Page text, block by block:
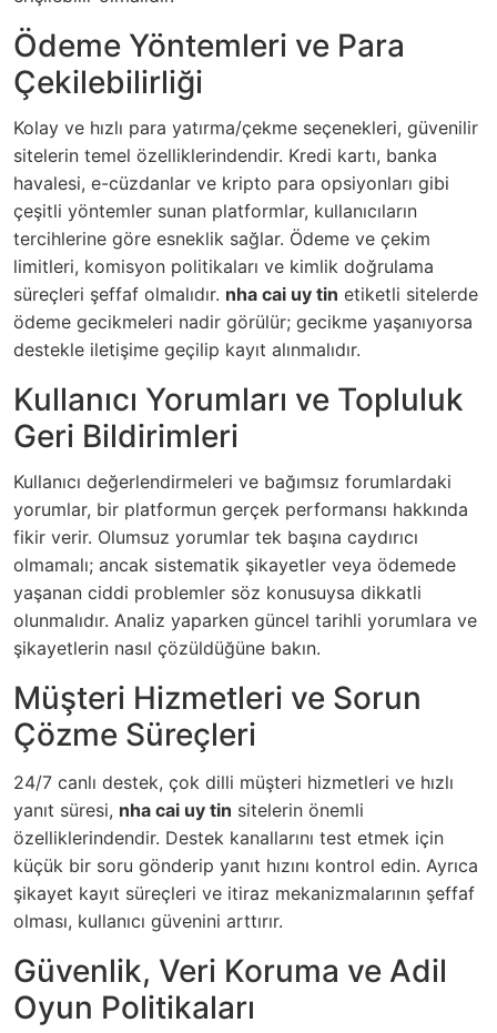
Ödeme Yöntemleri ve Para
Çekilebilirliği
Kolay ve hızlı para yatırma/çekme seçenekleri, güvenilir
sitelerin temel özelliklerindendir. Kredi kartı, banka
havalesi, e-cüzdanlar ve kripto para opsiyonları gibi
çeşitli yöntemler sunan platformlar, kullanıcıların
tercihlerine göre esneklik sağlar. Ödeme ve çekim
limitleri, komisyon politikaları ve kimlik doğrulama
süreçleri şeffaf olmalıdır. nha cai uy tin etiketli sitelerde
ödeme gecikmeleri nadir görülür; gecikme yaşanıyorsa
destekle iletişime geçilip kayıt alınmalıdır.
Kullanıcı Yorumları ve Topluluk
Geri Bildirimleri
Kullanıcı değerlendirmeleri ve bağımsız forumlardaki
yorumlar, bir platformun gerçek performansı hakkında
fikir verir. Olumsuz yorumlar tek başına caydırıcı
olmamalı; ancak sistematik şikayetler veya ödemede
yaşanan ciddi problemler söz konusuysa dikkatli
olunmalıdır. Analiz yaparken güncel tarihli yorumlara ve
şikayetlerin nasıl çözüldüğüne bakın.
Müşteri Hizmetleri ve Sorun
Çözme Süreçleri
24/7 canlı destek, çok dilli müşteri hizmetleri ve hızlı
yanıt süresi, nha cai uy tin sitelerin önemli
özelliklerindendir. Destek kanallarını test etmek için
küçük bir soru gönderip yanıt hızını kontrol edin. Ayrıca
şikayet kayıt süreçleri ve itiraz mekanizmalarının şeffaf
olması, kullanıcı güvenini arttırır.
Güvenlik, Veri Koruma ve Adil
Oyun Politikaları